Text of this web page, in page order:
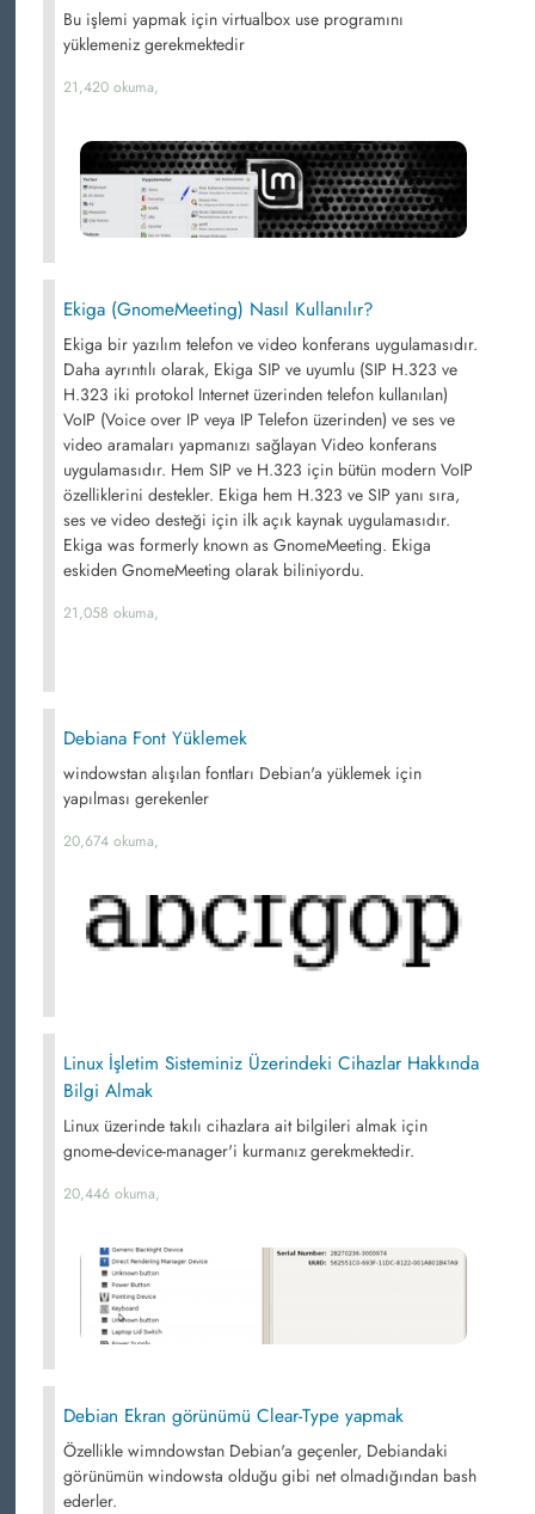
Bu işlemi yapmak için virtualbox use programını
yüklemeniz gerekmektedir
21,420 okuma,
Ekiga (GnomeMeeting) Nasıl Kullanılır?
Ekiga bir yazılım telefon ve video konferans uygulamasıdır.
Daha ayrıntılı olarak, Ekiga SIP ve uyumlu (SIP H.323 ve
H.323 iki protokol Internet üzerinden telefon kullanılan)
VoIP (Voice over IP veya IP Telefon üzerinden) ve ses ve
video aramaları yapmanızı sağlayan Video konferans
uygulamasıdır. Hem SIP ve H.323 için bütün modern VoIP
özelliklerini destekler. Ekiga hem H.323 ve SIP yanı sıra,
ses ve video desteği için ilk açık kaynak uygulamasıdır.
Ekiga was formerly known as GnomeMeeting. Ekiga
eskiden GnomeMeeting olarak biliniyordu.
21,058 okuma,
Debiana Font Yüklemek
windowstan alışılan fontları Debian'a yüklemek için
yapılması gerekenler
20,674 okuma,
Linux İşletim Sisteminiz Üzerindeki Cihazlar Hakkında
Bilgi Almak
Linux üzerinde takılı cihazlara ait bilgileri almak için
gnome-device-manager'i kurmanız gerekmektedir.
20,446 okuma,
Debian Ekran görünümü Clear-Type yapmak
Özellikle wimndowstan Debian'a geçenler, Debiandaki
görünümün windowsta olduğu gibi net olmadığından bash
ederler.